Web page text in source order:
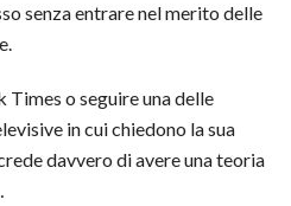
senza entrare nel merito delle
o seguire una delle
in cui chiedono la sua
davvero di avere una teoria